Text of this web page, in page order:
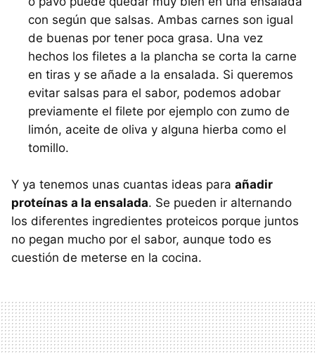
con según que salsas. Ambas carnes son igual
de buenas por tener poca grasa. Una vez
hechos los filetes a la plancha se corta la carne
en tiras y se añade a la ensalada. Si queremos
evitar salsas para el sabor, podemos adobar
previamente el filete por ejemplo con zumo de
limón, aceite de oliva y alguna hierba como el
tomillo.
Y ya tenemos unas cuantas ideas para añadir
proteínas a la ensalada. Se pueden ir alternando
los diferentes ingredientes proteicos porque juntos
no pegan mucho por el sabor, aunque todo es
cuestión de meterse en la cocina.